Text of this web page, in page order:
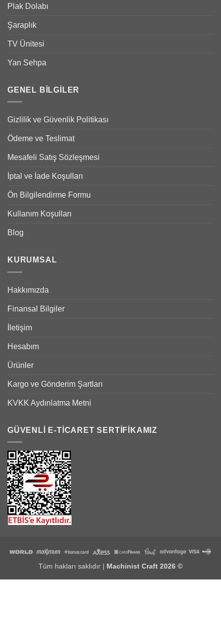
Plak Dolabı
Şaraplık
TV Ünitesi
Yan Sehpa
GENEL BILGILER
Gizlilik ve Güvenlik Politikası
Ödeme ve Teslimat
Mesafeli Satış Sözleşmesi
İptal ve İade Koşulları
Ön Bilgilendirme Formu
Kullanım Koşulları
Blog
KURUMSAL
Hakkımızda
Finansal Bilgiler
İletişim
Hesabım
Ürünler
Kargo ve Gönderim Şartları
KVKK Aydınlatma Metni
GÜVENLİ E-TİCARET SERTİFİKAMIZ
Tüm hakları saklıdır | Machinist Craft 2026 ©